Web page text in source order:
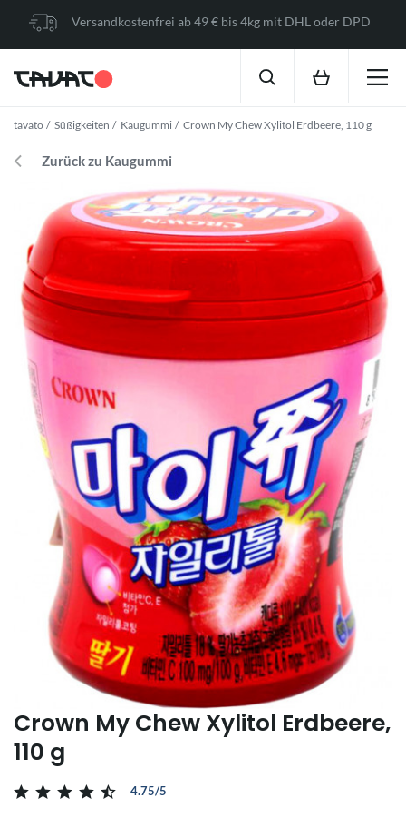
Versandkostenfrei ab 49 € bis 4kg mit DHL oder DPD
tavato Süßigkeiten Kaugummi Crown My Chew Xylitol Erdbeere, 110 g
Zurück zu Kaugummi
Crown My Chew Xylitol Erdbeere,
110 g
4.75/5